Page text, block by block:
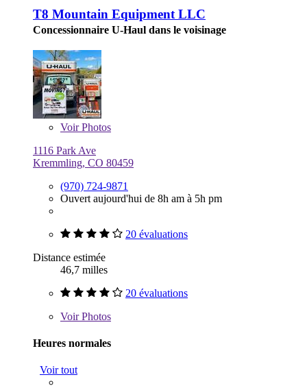
T8 Mountain Equipment LLC
Concessionnaire U-Haul dans le voisinage
VoirPhotos
1116 Park Ave
Kremmling, CO 80459
(970) 724-9871
Ouvert aujourd'hui de 8h am à 5h pm
20 évaluations
Distance estimée
46,7 milles
20 évaluations
VoirPhotos
Heures normales
Voir tout